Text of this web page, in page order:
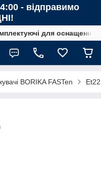
- відправимо
для оснащення
BORIKA FASTen